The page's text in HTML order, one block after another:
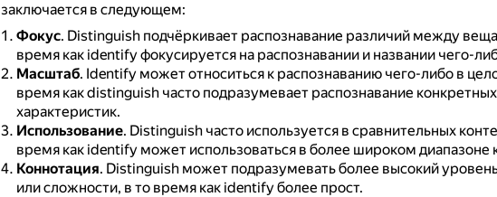
заключается в следующем:
Фокус. Distinguish подчёркивает распознавание различий между
время как identify фокусируется на распознавании и названии чего-
Масштаб. Identify может относиться к распознаванию чего-либо в
время как distinguish часто подразумевает распознавание
характеристик.
Использование. Distinguish часто используется в сравнительных
время как identify может использоваться в более широком диапазоне
Коннотация. Distinguish может подразумевать более высокий
или сложности, в то время как identify более прост.